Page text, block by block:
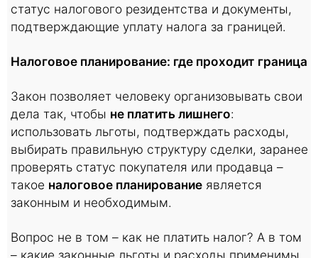
статус налогового резидентства и документы,
подтверждающие уплату налога за границей.
Налоговое планирование: где проходит граница
Закон позволяет человеку организовывать свои
дела так, чтобы не платить лишнего:
использовать льготы, подтверждать расходы,
выбирать правильную структуру сделки, заранее
проверять статус покупателя или продавца –
такое налоговое планирование является
законным и необходимым.
Вопрос не в том – как не платить налог? А в том
– какие законные льготы и расходы применимы